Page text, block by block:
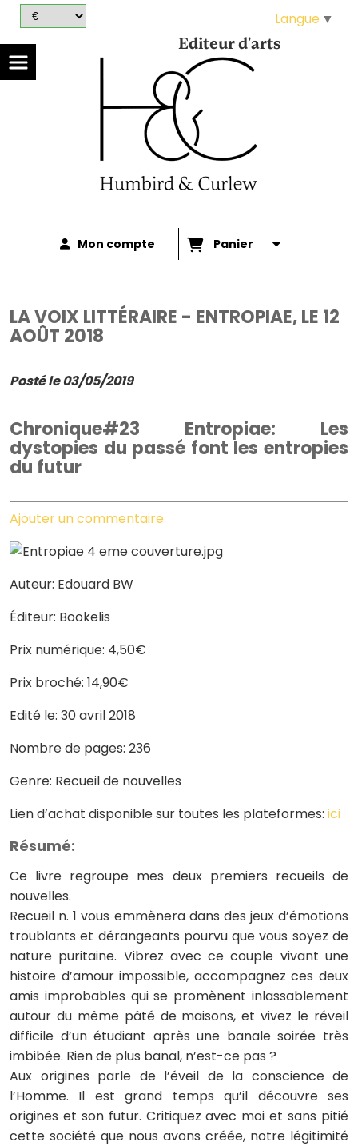
Editeur d'arts
Mon compte Panier
LA VOIX LITTÉRAIRE - ENTROPIAE, LE 12
AOÛT 2018
Posté le 03/05/2019
Chronique#23 Entropiae: Les
dystopies du passé font les entropies
du futur
Ajouter un commentaire
Auteur: Edouard BW
Éditeur: Bookelis
Prix numérique: 4,50€
Prix broché: 14,90€
Edité le: 30 avril 2018
Nombre de pages: 236
Genre: Recueil de nouvelles
Lien d’achat disponible sur toutes les plateformes: ici
Résumé:
Ce livre regroupe mes deux premiers recueils de
nouvelles.
Recueil n. 1 vous emmènera dans des jeux d’émotions
troublants et dérangeants pourvu que vous soyez de
nature puritaine. Vibrez avec ce couple vivant une
histoire d’amour impossible, accompagnez ces deux
amis improbables qui se promènent inlassablement
autour du même pâté de maisons, et vivez le réveil
difficile d’un étudiant après une banale soirée très
imbibée. Rien de plus banal, n’est-ce pas ?
Aux origines parle de l’éveil de la conscience de
l’Homme. Il est grand temps qu’il découvre ses
origines et son futur. Critiquez avec moi et sans pitié
cette société que nous avons créée, notre légitimité
Langue ▼
Panneau de gestion des cookies